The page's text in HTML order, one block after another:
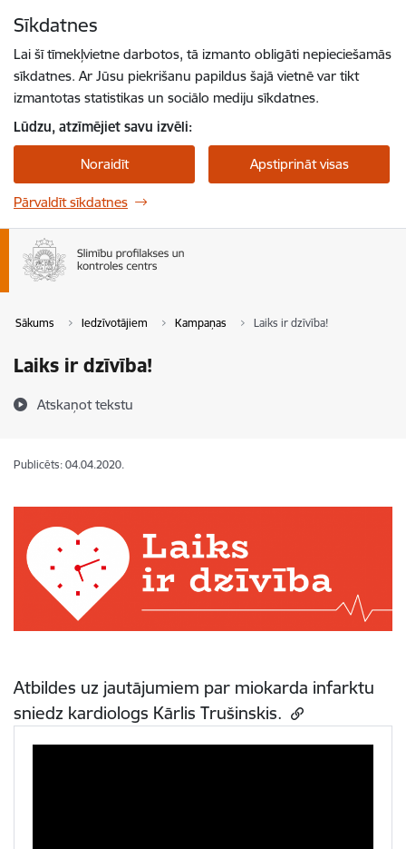
Sīkdatnes
Lai šī tīmekļvietne darbotos, tā izmanto obligāti nepieciešamās
sīkdatnes. Ar Jūsu piekrišanu papildus šajā vietnē var tikt
izmantotas statistikas un sociālo mediju sīkdatnes.
Lūdzu, atzīmējiet savu izvēli:
Noraidīt Apstiprināt visas
Pārvaldīt sīkdatnes
Sākums Iedzīvotājiem Kampaņas Laiks ir dzīvība!
Laiks ir dzīvība!
Atskaņot tekstu
Publicēts: 04.04.2020.
Atbildes uz jautājumiem par miokarda infarktu
sniedz kardiologs Kārlis Trušinskis.